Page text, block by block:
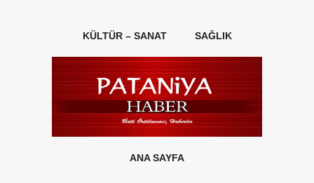
KÜLTÜR – SANAT SAĞLIK
ANA SAYFA